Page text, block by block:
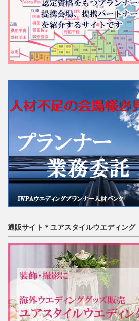
通販サイト＊ユアスタイルウエディング